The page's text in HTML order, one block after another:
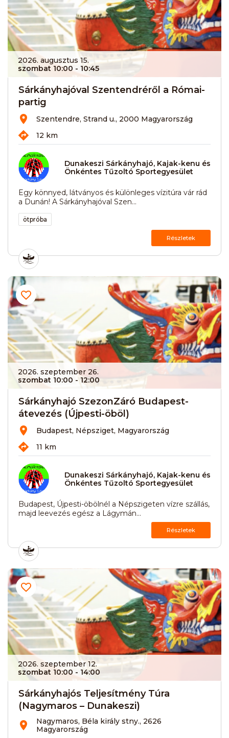
2026. augusztus 15.
szombat 10:00 - 10:45
Sárkányhajóval Szentendréről a Római-
partig
Szentendre, Strand u., 2000 Magyarország
12 km
Dunakeszi Sárkányhajó, Kajak-kenu és
Önkéntes Tűzoltó Sportegyesület
Egy könnyed, látványos és különleges vízitúra vár rád
a Dunán! A Sárkányhajóval Szen...
ötpróba
Részletek
2026. szeptember 26.
szombat 10:00 - 12:00
Sárkányhajó SzezonZáró Budapest-
átevezés (Újpesti-öböl)
Budapest, Népsziget, Magyarország
11 km
Dunakeszi Sárkányhajó, Kajak-kenu és
Önkéntes Tűzoltó Sportegyesület
Budapest, Újpesti-öbölnél a Népszigeten vízre szállás,
majd leevezés egész a Lágymán...
Részletek
2026. szeptember 12.
szombat 10:00 - 14:00
Sárkányhajós Teljesítmény Túra
(Nagymaros – Dunakeszi)
Nagymaros, Béla király stny., 2626
Magyarország